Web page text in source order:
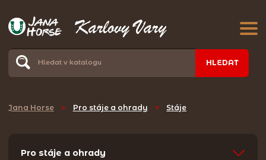
HLEDAT
Jana Horse > Pro stáje a ohrady > Stáje
Pro stáje a ohrady